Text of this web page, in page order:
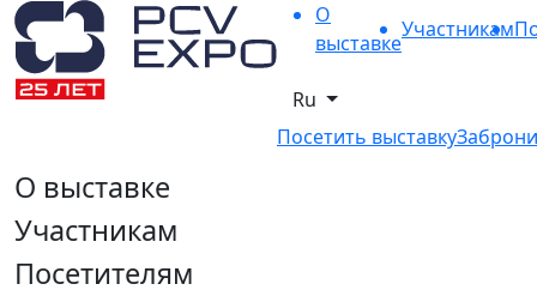
О
выставке
Участникам
Ru
Посетить выставку
О выставке
Участникам
Посетителям